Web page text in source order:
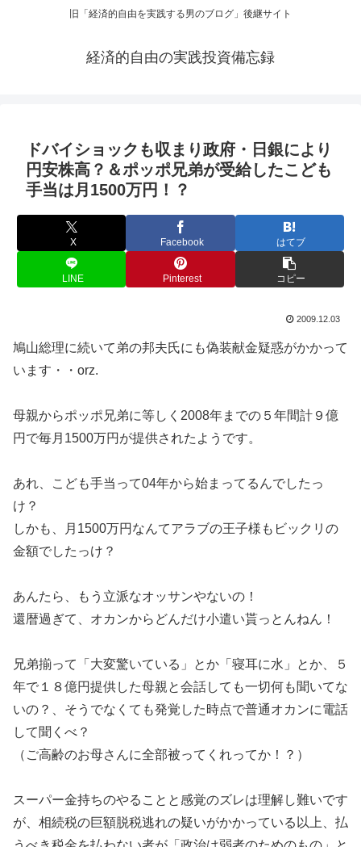
旧「経済的自由を実践する男のブログ」後継サイト
経済的自由の実践投資備忘録
ドバイショックも収まり政府・日銀により
円安株高？＆ポッポ兄弟が受給したこども
手当は月1500万円！？
X Facebook はてブ
LINE Pinterest コピー
2009.12.03
鳩山総理に続いて弟の邦夫氏にも偽装献金疑惑がかかって
います・・orz.
母親からポッポ兄弟に等しく2008年までの５年間計９億
円で毎月1500万円が提供されたようです。
あれ、こども手当って04年から始まってるんでしたっ
け？
しかも、月1500万円なんてアラブの王子様もビックリの
金額でしたっけ？
あんたら、もう立派なオッサンやないの！
還暦過ぎて、オカンからどんだけ小遣い貰っとんねん！
兄弟揃って「大変驚いている」とか「寝耳に水」とか、５
年で１８億円提供した母親と会話しても一切何も聞いてな
いの？、そうでなくても発覚した時点で普通オカンに電話
して聞くべ？
（ご高齢のお母さんに全部被ってくれってか！？）
スーパー金持ちのやることと感覚のズレは理解し難いです
が、相続税の巨額脱税逃れの疑いがかかっている以上、払